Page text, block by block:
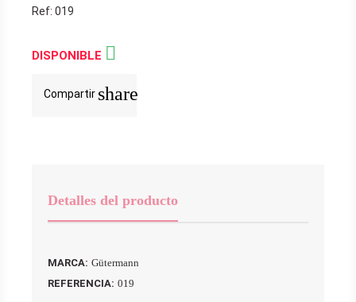
Ref: 019
DISPONIBLE 
Compartir share
Detalles del producto
MARCA: Gütermann
REFERENCIA: 019